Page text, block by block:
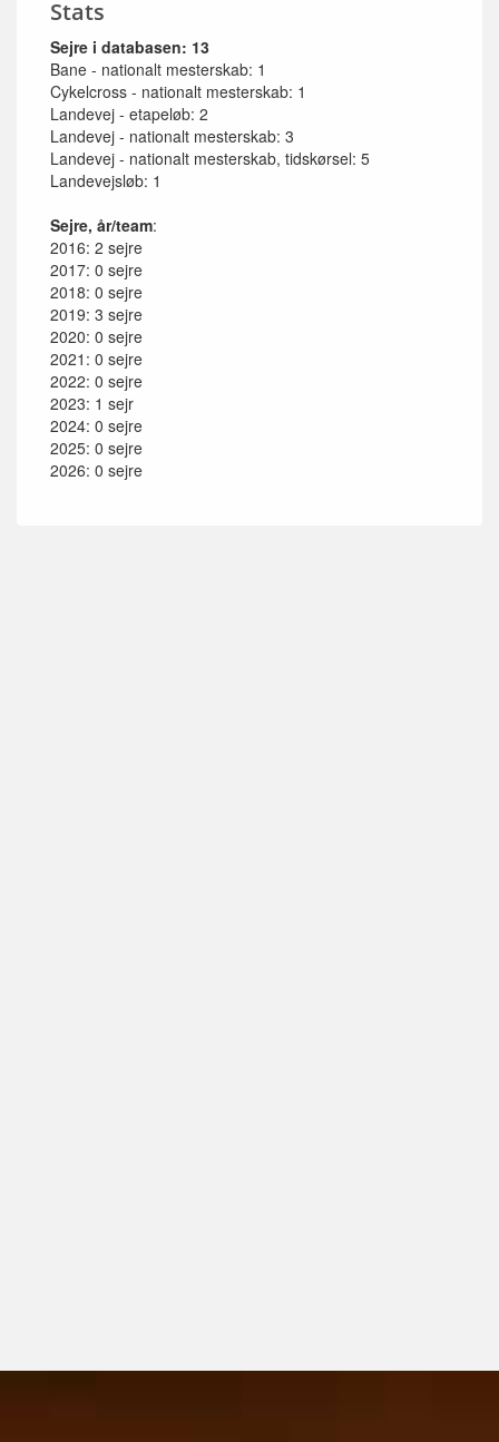
Stats
Sejre i databasen: 13
Bane - nationalt mesterskab: 1
Cykelcross - nationalt mesterskab: 1
Landevej - etapeløb: 2
Landevej - nationalt mesterskab: 3
Landevej - nationalt mesterskab, tidskørsel: 5
Landevejsløb: 1
Sejre, år/team:
2016: 2 sejre
2017: 0 sejre
2018: 0 sejre
2019: 3 sejre
2020: 0 sejre
2021: 0 sejre
2022: 0 sejre
2023: 1 sejr
2024: 0 sejre
2025: 0 sejre
2026: 0 sejre